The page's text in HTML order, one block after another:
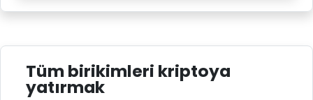
Tüm birikimleri kriptoya
yatırmak